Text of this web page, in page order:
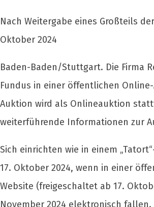
Nach Weitergabe eines Großteils
Oktober 2024
Baden-Baden/Stuttgart. Die Firma
Fundus in einer öffentlichen
Auktion wird als Onlineauktion
weiterführende Informationen zur
Sich einrichten wie in einem
17. Oktober 2024, wenn in einer
Website (freigeschaltet ab 17.
November 2024 elektronisch